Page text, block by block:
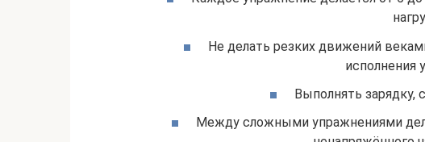
Не делать резких движений
исполнения
Выполнять зарядку,
Между сложными упражнениями